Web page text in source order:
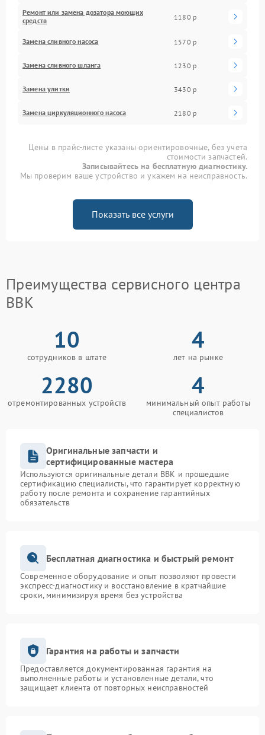
Ремонт или замена дозатора моющих
средств
1180 р
Замена сливного насоса 1570 р
Замена сливного шланга 1230 р
Замена улитки 3430 р
Замена циркуляционного насоса 2180 р
Цены в прайс-листе указаны ориентировочные, без учета
стоимости запчастей.
Записывайтесь на бесплатную диагностику.
Мы проверим ваше устройство и укажем на неисправность.
Показать все услуги
Преимущества сервисного центра
BBK
10
сотрудников в штате
4
лет на рынке
2280
отремонтированных устройств
4
минимальный опыт работы
специалистов
Оригинальные запчасти и
сертифицированные мастера
Используются оригинальные детали BBK и прошедшие
сертификацию специалисты, что гарантирует корректную
работу после ремонта и сохранение гарантийных
обязательств
Бесплатная диагностика и быстрый ремонт
Современное оборудование и опыт позволяют провести
экспресс-диагностику и восстановление в кратчайшие
сроки, минимизируя время без устройства
Гарантия на работы и запчасти
Предоставляется документированная гарантия на
выполненные работы и установленные детали, что
защищает клиента от повторных неисправностей